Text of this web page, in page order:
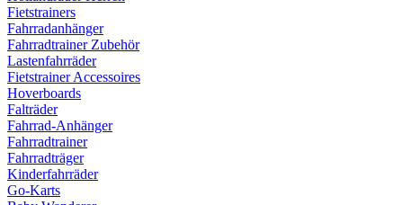
Fietstrainers
Fahrradanhänger
Fahrradtrainer Zubehör
Lastenfahrräder
Fietstrainer Accessoires
Hoverboards
Falträder
Fahrrad-Anhänger
Fahrradtrainer
Fahrradträger
Kinderfahrräder
Go-Karts